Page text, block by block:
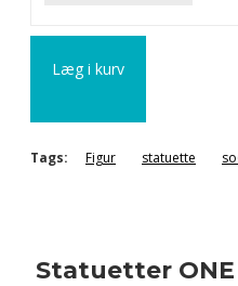
Læg i kurv
Tags: Figur statuette
Statuetter ONE